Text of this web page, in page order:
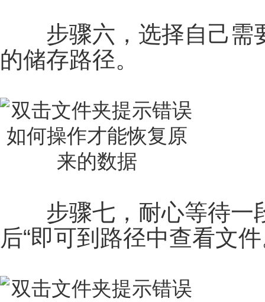
步骤六，选择自己需
的储存路径。
步骤七，耐心等待一
后“即可到路径中查看文